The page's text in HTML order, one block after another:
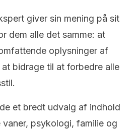
giver sin mening på sit
dem alle det samme: at
oplysninger af
bidrage til at forbedre alle
et bredt udvalg af indhold
psykologi, familie og